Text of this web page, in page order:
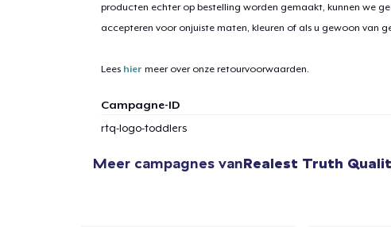
producten echter op bestelling worden gemaakt, kunnen we
accepteren voor onjuiste maten, kleuren of als u gewoon van
Lees hier meer over onze retourvoorwaarden.
Campagne-ID
rtq-logo-toddlers
Meer campagnes vanRealest Truth